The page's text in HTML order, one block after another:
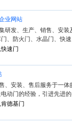
业网站
研发、生产、销售、安
、防火门、水晶门、快
速门
、安装、售后服务于一体
动门的经验，引进先进
德基门